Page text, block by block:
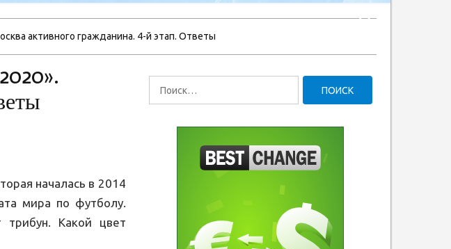
активного гражданина. 4-й этап. Ответы
началась в 2014
мира по футболу.
трибун. Какой цвет
Найти: